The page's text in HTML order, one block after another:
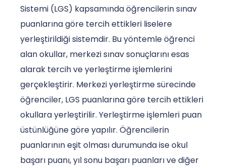
Sistemi (LGS) kapsamında öğrencilerin sınav
puanlarına göre tercih ettikleri liselere
yerleştirildiği sistemdir. Bu yöntemle öğrenci
alan okullar, merkezi sınav sonuçlarını esas
alarak tercih ve yerleştirme işlemlerini
gerçekleştirir. Merkezi yerleştirme sürecinde
öğrenciler, LGS puanlarına göre tercih ettikleri
okullara yerleştirilir. Yerleştirme işlemleri puan
üstünlüğüne göre yapılır. Öğrencilerin
puanlarının eşit olması durumunda ise okul
başarı puanı, yıl sonu başarı puanları ve diğer